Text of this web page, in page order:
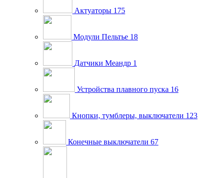
Актуаторы 175
Модули Пельтье 18
Датчики Меандр 1
Устройства плавного пуска 16
Кнопки, тумблеры, выключатели 123
Конечные выключатели 67